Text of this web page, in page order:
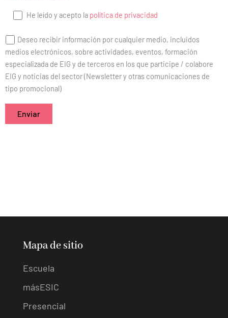
He leído y acepto la política de privacidad
Deseo recibir información por cualquier medio, incluidos
medios electrónicos, sobre actividades, eventos, formación
especializada de EIG y de terceros en los que participe / colabore
EIG y noticias del sector (Newsletter y otras comunicaciones de
tipo promocional)
Mapa de sitio
Escuela
másESIC
Presencial